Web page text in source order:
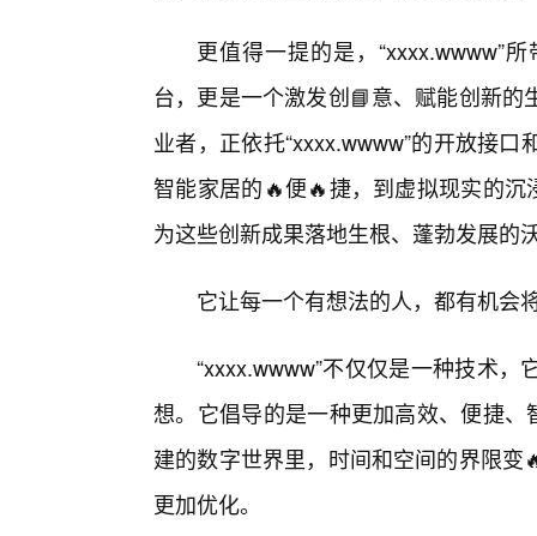
更值得一提的是，“xxxx.wwww”
台，更是一个激发创📘意、赋能创新
业者，正依托“xxxx.wwww”的开放接
智能家居的🔥便🔥捷，到虚拟现实的沉
为这些创新成果落地生根、蓬勃发展的
它让每一个有想法的人，都有机会
“xxxx.wwww”不仅仅是一种技术
想。它倡导的是一种更加高效、便捷、
建的数字世界里，时间和空间的界限
更加优化。